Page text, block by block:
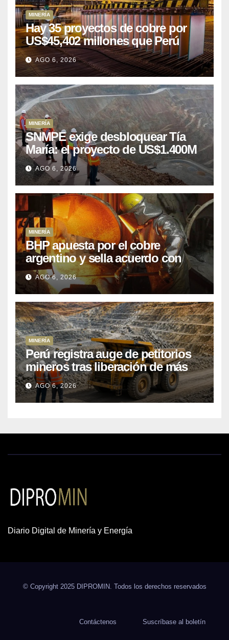
MINERÍA
Hay 35 proyectos de cobre por
US$45,402 millones que Perú
puede aprovechar
AGO 6, 2026
MINERÍA
SNMPE exige desbloquear Tía
María: el proyecto de US$1.400M
que Perú lleva 15 años
posponiendo
AGO 6, 2026
MINERÍA
BHP apuesta por el cobre
argentino y sella acuerdo con
Kobrea para siete proyecto
AGO 6, 2026
MINERÍA
Perú registra auge de petitorios
mineros tras liberación de más
de mil concesiones para explorar
cobre y oro
AGO 6, 2026
Diario Digital de Minería y Energía
© Copyright 2025 DIPROMIN. Todos los derechos reservados
Contáctenos Suscríbase al boletín